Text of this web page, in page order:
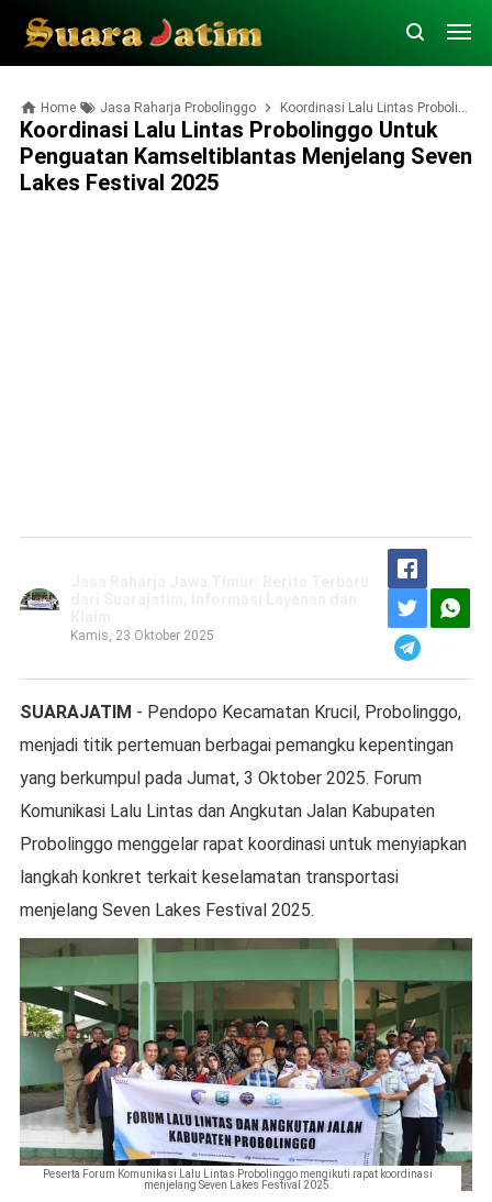
Home Jasa Raharja Probolinggo Koordinasi Lalu Lintas Probolinggo untuk Penguatan Kamseltiblantas Menjelang Seven Lakes Festival 2025
Koordinasi Lalu Lintas Probolinggo Untuk
Penguatan Kamseltiblantas Menjelang Seven
Lakes Festival 2025
Kamis, 23 Oktober 2025
SUARAJATIM - Pendopo Kecamatan Krucil, Probolinggo,
menjadi titik pertemuan berbagai pemangku kepentingan
yang berkumpul pada Jumat, 3 Oktober 2025. Forum
Komunikasi Lalu Lintas dan Angkutan Jalan Kabupaten
Probolinggo menggelar rapat koordinasi untuk menyiapkan
langkah konkret terkait keselamatan transportasi
menjelang Seven Lakes Festival 2025.
Peserta Forum Komunikasi Lalu Lintas Probolinggo mengikuti rapat koordinasi
menjelang Seven Lakes Festival 2025.